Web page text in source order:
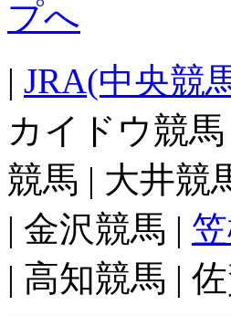
| JRA(中央競
カイドウ競
競馬 | 大井競
| 金沢競馬 |
| 高知競馬 |